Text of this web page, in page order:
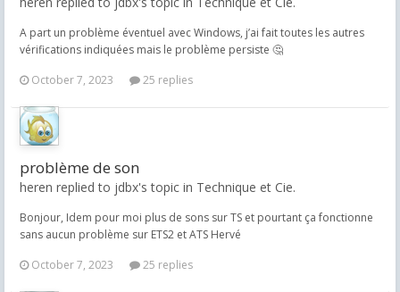
A part un problème éventuel avec Windows, j’ai fait toutes les autres
vérifications indiquées mais le problème persiste 🤔
October 7, 2023
25 replies
problème de son
heren replied to jdbx's topic in Technique et Cie.
Bonjour, Idem pour moi plus de sons sur TS et pourtant ça fonctionne
sans aucun problème sur ETS2 et ATS Hervé
October 7, 2023
25 replies